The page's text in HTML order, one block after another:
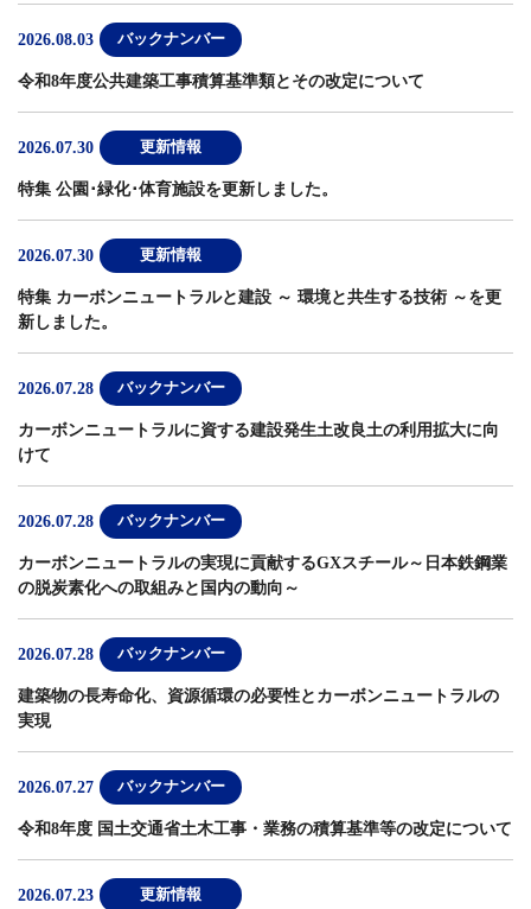
2026.08.03 バックナンバー
令和8年度公共建築工事積算基準類とその改定について
2026.07.30 更新情報
特集 公園･緑化･体育施設を更新しました。
2026.07.30 更新情報
特集 カーボンニュートラルと建設 ～ 環境と共生する技術 ～ を更
新しました。
2026.07.28 バックナンバー
カーボンニュートラルに資する建設発生土改良土の利用拡大に向
けて
2026.07.28 バックナンバー
カーボンニュートラルの実現に貢献するGXスチール～日本鉄鋼業
の脱炭素化への取組みと国内の動向～
2026.07.28 バックナンバー
建築物の長寿命化、資源循環の必要性とカーボンニュートラルの
実現
2026.07.27 バックナンバー
令和8年度 国土交通省土木工事・業務の積算基準等の改定について
2026.07.23 更新情報